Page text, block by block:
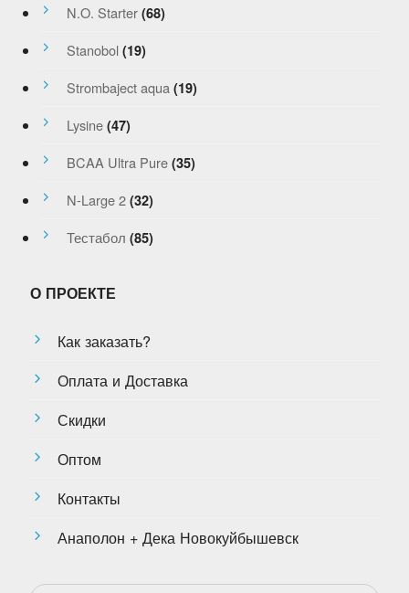
N.O. Starter (68)
Stanobol (19)
Strombaject aqua (19)
Lysine (47)
BCAA Ultra Pure (35)
N-Large 2 (32)
Тестабол (85)
О ПРОЕКТЕ
Как заказать?
Оплата и Доставка
Скидки
Оптом
Контакты
Анаполон + Дека Новокуйбышевск